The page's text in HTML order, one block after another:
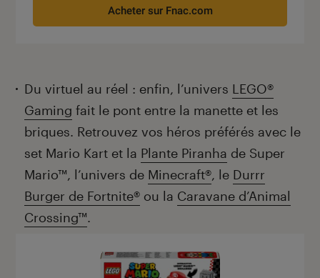
Acheter sur Fnac.com
Du virtuel au réel : enfin, l’univers LEGO®
Gaming fait le pont entre la manette et les
briques. Retrouvez vos héros préférés avec le
set Mario Kart et la Plante Piranha de Super
Mario™, l’univers de Minecraft®, le Durrr
Burger de Fortnite® ou la Caravane d’Animal
Crossing™.